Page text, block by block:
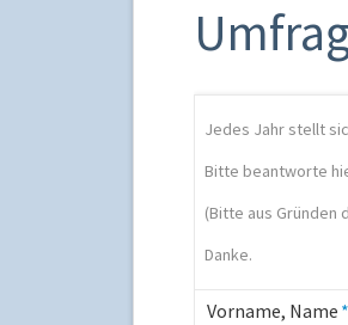
Jedes Jahr stellt
Bitte beantworte
(Bitte aus Gründen
Danke.
Pflichtfeld
Vorname, Name *